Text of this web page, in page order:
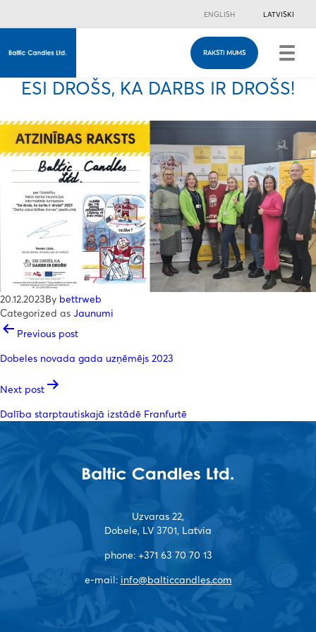
ENGLISH LATVISKI
RAKSTI MUMS
ESI DROŠS, KA DARBS IR DROŠS!
20.12.2023By bettrweb
Categorized as Jaunumi
POST
NAVIGATION
Previous post
Dobeles novada gada uzņēmējs 2023
Next post
Dalība starptautiskajā izstādē Franfurtē
RAKSTI MUMS
Ja vēlies ar mums sazināties, lūdzu aizpildi
kontaktformu.
Uzvaras 22,
Dobele, LV 3701, Latvia
phone: +371 63 70 70 13
e-mail: info@balticcandles.com